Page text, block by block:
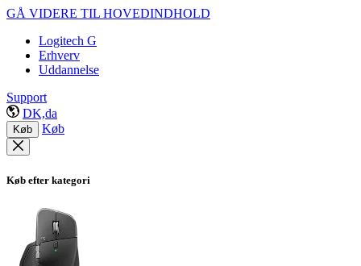
GÅ VIDERE TIL HOVEDINDHOLD
Logitech G
Erhverv
Uddannelse
Support
DK,da
Køb Køb
Køb efter kategori